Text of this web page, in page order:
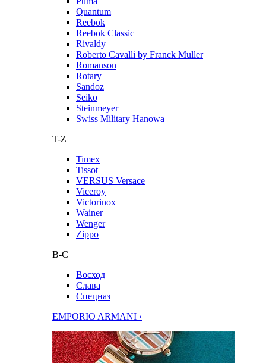
Quantum
Reebok
Reebok Classic
Rivaldy
Roberto Cavalli by Franck Muller
Romanson
Rotary
Sandoz
Seiko
Steinmeyer
Swiss Military Hanowa
T-Z
Timex
Tissot
VERSUS Versace
Viceroy
Victorinox
Wainer
Wenger
Zippo
В-С
Восход
Слава
Спецназ
EMPORIO ARMANI ›